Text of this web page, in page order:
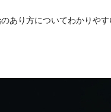
あり方についてわかりや